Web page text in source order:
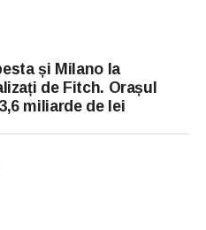
și Milano la
de Fitch. Orașul
miliarde de lei